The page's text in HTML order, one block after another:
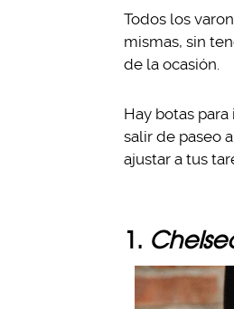
Todos los
mismas, sin
de la ocasión.
Hay botas
salir de paseo
ajustar a tus
1.